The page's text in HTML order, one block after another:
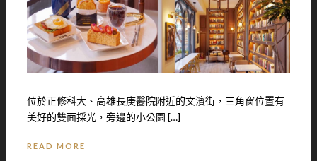
位於正修科大、高雄長庚醫院附近的文濱街，三角窗位置有
美好的雙面採光，旁邊的小公園 […]
READ MORE